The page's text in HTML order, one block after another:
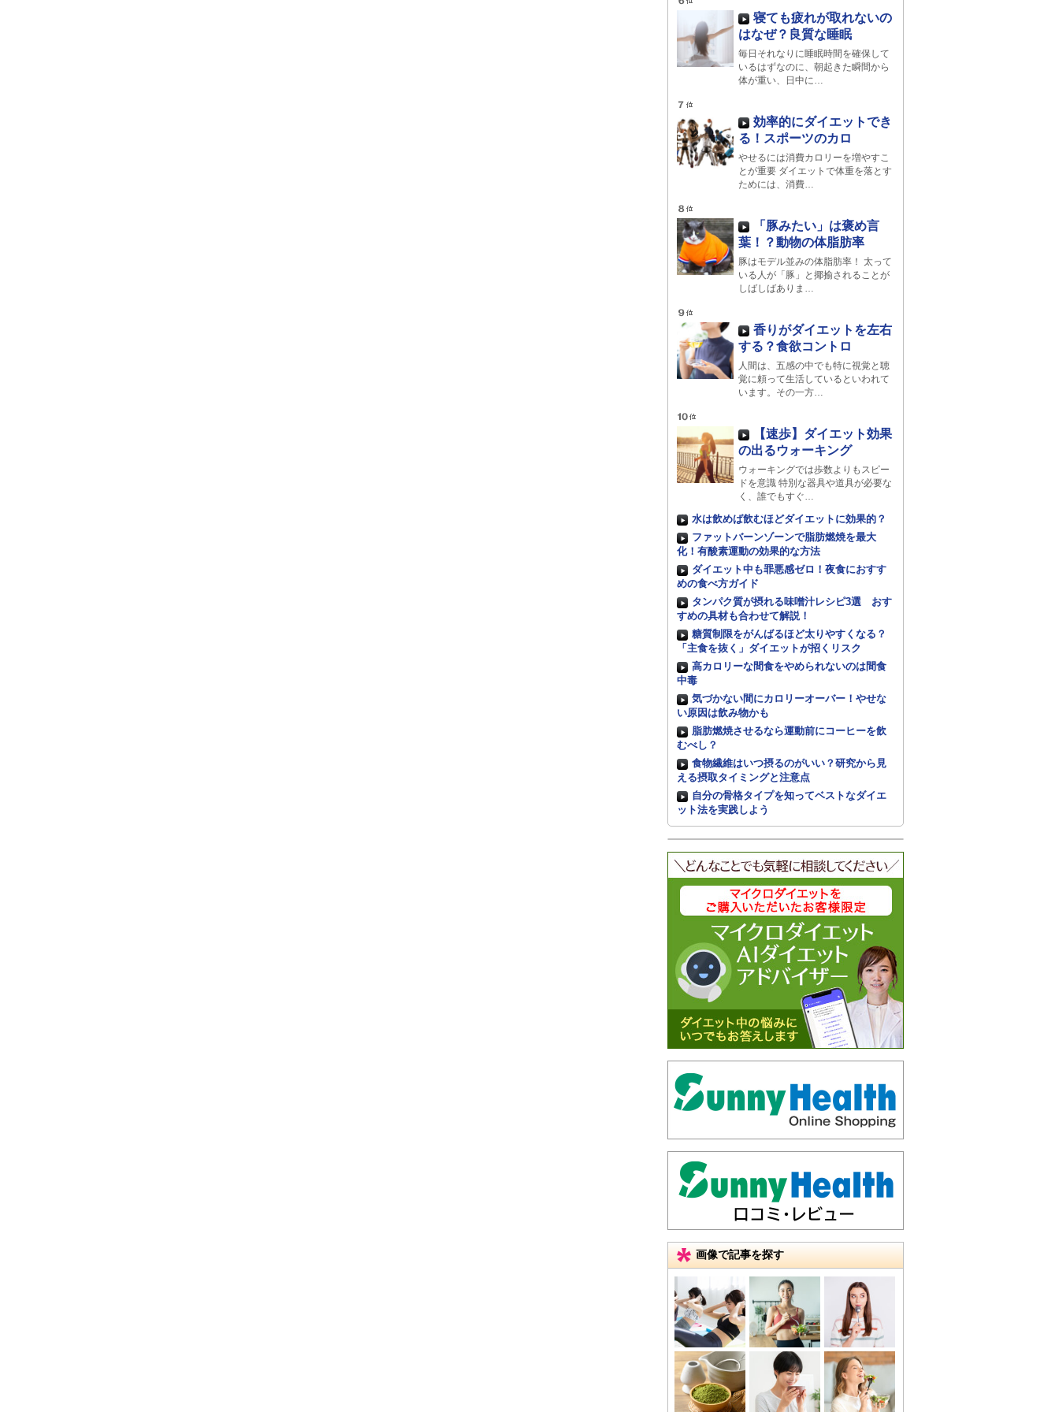
寝ても疲れが取れないの
はなぜ？良質な睡眠
毎日それなりに睡眠時間を確保して
いるはずなのに、朝起きた瞬間から
体が重い、日中に…
効率的にダイエットでき
る！スポーツのカロ
やせるには消費カロリーを増やすこ
とが重要 ダイエットで体重を落とす
ためには、消費…
「豚みたい」は褒め言
葉！？動物の体脂肪率
豚はモデル並みの体脂肪率！ 太って
いる人が「豚」と揶揄されることが
しばしばありま…
香りがダイエットを左右
する？食欲コントロ
人間は、五感の中でも特に視覚と聴
覚に頼って生活しているといわれて
います。その一方…
【速歩】ダイエット効果
の出るウォーキング
ウォーキングでは歩数よりもスピー
ドを意識 特別な器具や道具が必要な
く、誰でもすぐ…
水は飲めば飲むほどダイエットに効果的？
ファットバーンゾーンで脂肪燃焼を最大
化！有酸素運動の効果的な方法
ダイエット中も罪悪感ゼロ！夜食におすす
めの食べ方ガイド
タンパク質が摂れる味噌汁レシピ3選 おす
すめの具材も合わせて解説！
糖質制限をがんばるほど太りやすくなる？
「主食を抜く」ダイエットが招くリスク
高カロリーな間食をやめられないのは間食
中毒
気づかない間にカロリーオーバー！やせな
い原因は飲み物かも
脂肪燃焼させるなら運動前にコーヒーを飲
むべし？
食物繊維はいつ摂るのがいい？研究から見
える摂取タイミングと注意点
自分の骨格タイプを知ってベストなダイエ
ット法を実践しよう
画像で記事を探す